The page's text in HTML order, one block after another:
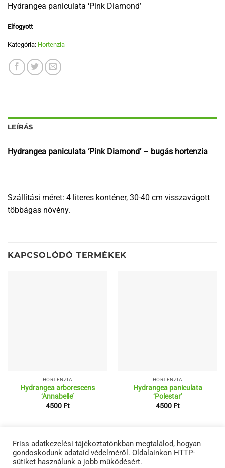
Hydrangea paniculata ‘Pink Diamond’
Elfogyott
Kategória: Hortenzia
LEÍRÁS
Hydrangea paniculata ‘Pink Diamond’ – bugás hortenzia
Szállítási méret: 4 literes konténer, 30-40 cm visszavágott
többágas növény.
KAPCSOLÓDÓ TERMÉKEK
HORTENZIA
Hydrangea arborescens
‘Annabelle’
4500 Ft
HORTENZIA
Hydrangea paniculata
‘Polestar’
4500 Ft
RÓLUNK ÁSZF ADATVÉDELMI NYILATKOZATOK
TERMÉKEINK
KAPCSOLAT
Copyright 2026 ©Netwerk
Friss adatkezelési tájékoztatónkban megtalálod, hogyan
gondoskodunk adataid védelméről. Oldalainkon HTTP-
sütiket használunk a jobb működésért.